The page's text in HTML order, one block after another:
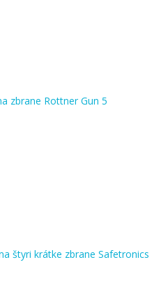
zbrane Rottner Gun 5
štyri krátke zbrane Safetronics